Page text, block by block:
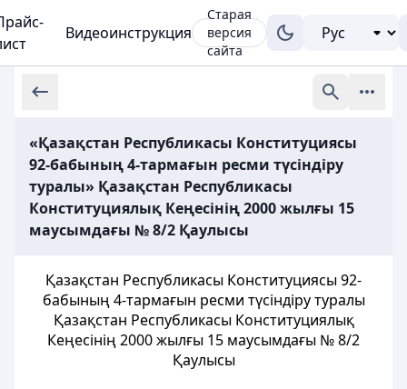
Видеоинструкция
Старая
версия
сайта
«Қазақстан Республикасы Конституциясы
92-бабының 4-тармағын ресми түсіндіру
туралы» Қазақстан Республикасы
Конституциялық Кеңесінің 2000 жылғы 15
маусымдағы № 8/2 Қаулысы
Қазақстан Республикасы Конституциясы 92-
бабының 4-тармағын ресми түсіндіру туралы
Қазақстан Республикасы Конституциялық
Кеңесінің 2000 жылғы 15 маусымдағы № 8/2
Қаулысы